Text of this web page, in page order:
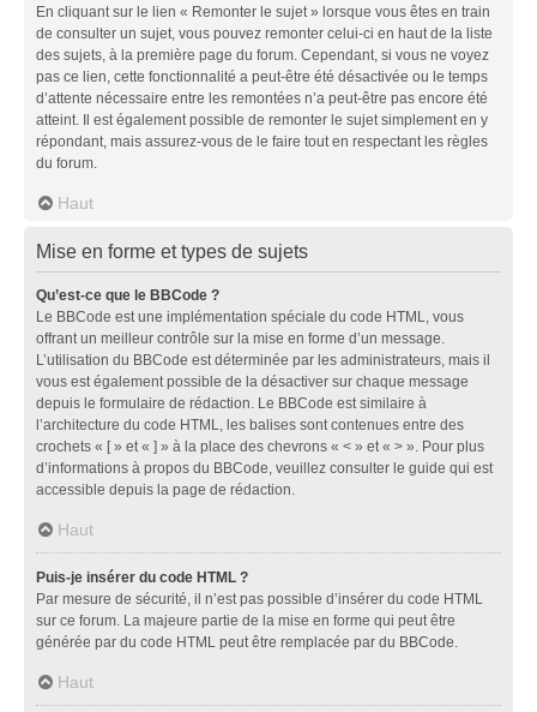
En cliquant sur le lien « Remonter le sujet » lorsque vous êtes en train
de consulter un sujet, vous pouvez remonter celui-ci en haut de la liste
des sujets, à la première page du forum. Cependant, si vous ne voyez
pas ce lien, cette fonctionnalité a peut-être été désactivée ou le temps
d’attente nécessaire entre les remontées n’a peut-être pas encore été
atteint. Il est également possible de remonter le sujet simplement en y
répondant, mais assurez-vous de le faire tout en respectant les règles
du forum.
Haut
Mise en forme et types de sujets
Qu’est-ce que le BBCode ?
Le BBCode est une implémentation spéciale du code HTML, vous
offrant un meilleur contrôle sur la mise en forme d’un message.
L’utilisation du BBCode est déterminée par les administrateurs, mais il
vous est également possible de la désactiver sur chaque message
depuis le formulaire de rédaction. Le BBCode est similaire à
l’architecture du code HTML, les balises sont contenues entre des
crochets « [ » et « ] » à la place des chevrons « < » et « > ». Pour plus
d’informations à propos du BBCode, veuillez consulter le guide qui est
accessible depuis la page de rédaction.
Haut
Puis-je insérer du code HTML ?
Par mesure de sécurité, il n’est pas possible d’insérer du code HTML
sur ce forum. La majeure partie de la mise en forme qui peut être
générée par du code HTML peut être remplacée par du BBCode.
Haut